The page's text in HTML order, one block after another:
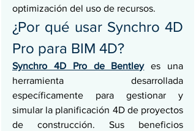
optimización del uso de recursos.
¿Por qué usar Synchro 4D
Pro para BIM 4D?
Synchro 4D Pro de Bentley es una
herramienta desarrollada
específicamente para gestionar y
simular la planificación 4D de proyectos
de construcción. Sus beneficios